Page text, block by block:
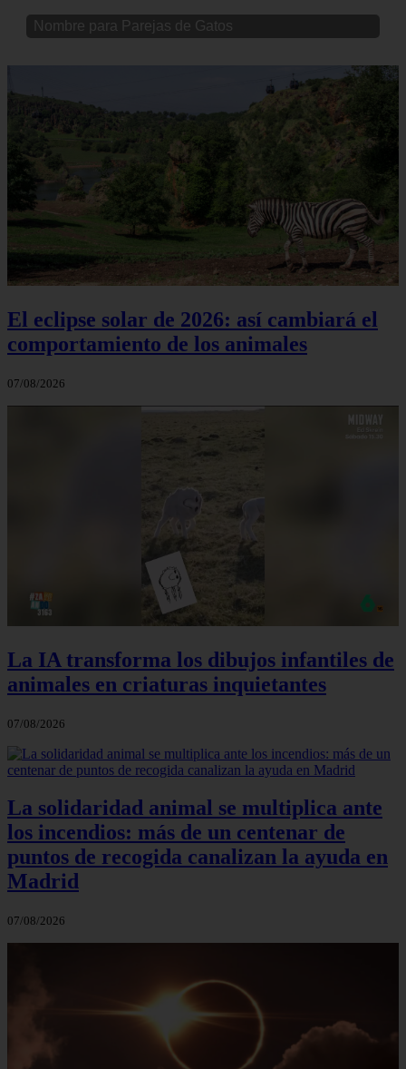
Nombre para Parejas de Gatos
El eclipse solar de 2026: así cambiará el
comportamiento de los animales
07/08/2026
La IA transforma los dibujos infantiles de
animales en criaturas inquietantes
07/08/2026
La solidaridad animal se multiplica ante
los incendios: más de un centenar de
puntos de recogida canalizan la ayuda en
Madrid
07/08/2026